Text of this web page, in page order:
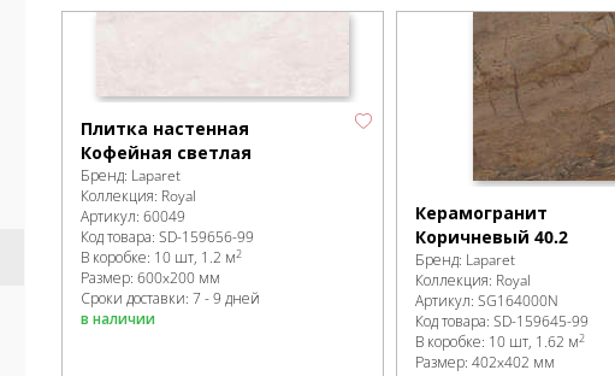
Плитка настенная
Кофейная светлая
Бренд: Laparet
Коллекция: Royal
Артикул: 60049
Код товара: SD-159656-99
В коробке: 10 шт, 1.2 м2
Размер: 600x200 мм
Сроки доставки: 7 - 9 дней
в наличии
Керамогранит
Коричневый 40.2
Бренд: Laparet
Коллекция: Royal
Артикул:SG164000N
Код товара:SD-159645-99
В коробке: 10 шт, 1.62 м2
Размер:402x402 мм